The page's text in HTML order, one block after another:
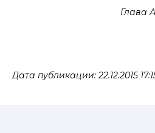
Глава
Дата публикации: 22.12.2015